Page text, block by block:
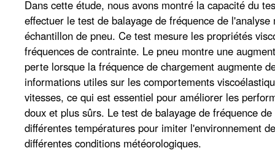
Dans cette étude, nous avons montré la capacité du
effectuer le test de balayage de fréquence de
échantillon de pneu. Ce test mesure les propriétés
fréquences de contrainte. Le pneu montre une
perte lorsque la fréquence de chargement augmente
informations utiles sur les comportements
vitesses, ce qui est essentiel pour améliorer les
doux et plus sûrs. Le test de balayage de fréquence
différentes températures pour imiter l'environnement
différentes conditions météorologiques.